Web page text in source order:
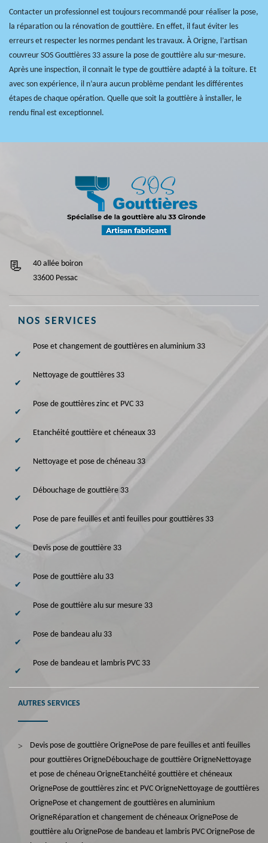
Contacter un professionnel est toujours recommandé pour réaliser la pose,
la réparation ou la rénovation de gouttière. En effet, il faut éviter les
erreurs et respecter les normes pendant les travaux. À Origne, l’artisan
couvreur SOS Gouttières 33 assure la pose de gouttière alu sur-mesure.
Après une inspection, il connait le type de gouttière adapté à la toiture. Et
avec son expérience, il n’aura aucun problème pendant les différentes
étapes de chaque opération. Quelle que soit la gouttière à installer, le
rendu final est exceptionnel.
40 allée boiron
33600 Pessac
NOS SERVICES
Pose et changement de gouttières en aluminium 33
Nettoyage de gouttières 33
Pose de gouttières zinc et PVC 33
Etanchéité gouttière et chéneaux 33
Nettoyage et pose de chéneau 33
Débouchage de gouttière 33
Pose de pare feuilles et anti feuilles pour gouttières 33
Devis pose de gouttière 33
Pose de gouttière alu 33
Pose de gouttière alu sur mesure 33
Pose de bandeau alu 33
Pose de bandeau et lambris PVC 33
AUTRES SERVICES
Devis pose de gouttière OrignePose de pare feuilles et anti feuilles
pour gouttières OrigneDébouchage de gouttière OrigneNettoyage
et pose de chéneau OrigneEtanchéité gouttière et chéneaux
OrignePose de gouttières zinc et PVC OrigneNettoyage de gouttières
OrignePose et changement de gouttières en aluminium
OrigneRéparation et changement de chéneaux OrignePose de
gouttière alu OrignePose de bandeau et lambris PVC OrignePose de